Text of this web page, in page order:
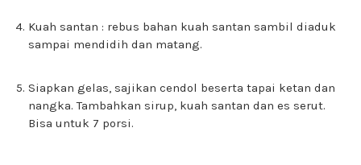
Kuah santan : rebus bahan kuah santan sambil diaduk
sampai mendidih dan matang.
Siapkan gelas, sajikan cendol beserta tapai ketan dan
nangka. Tambahkan sirup, kuah santan dan es serut.
Bisa untuk 7 porsi.